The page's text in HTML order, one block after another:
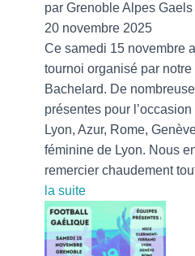
par Grenoble Alpes Gaels
20 novembre 2025
Ce samedi 15 novembre
tournoi organisé par
Bachelard. De
présentes pour
Lyon, Azur, Rome,
féminine de Lyon. Nous
remercier chaudement
la suite:
Retour
sur
le